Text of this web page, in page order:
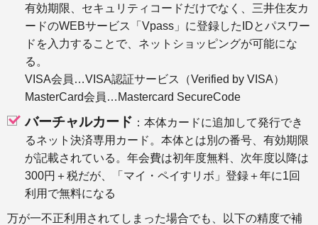
有効期限、セキュリティコードだけでなく、三井住友カ
ードのWEBサービス「Vpass」に登録したIDとパスワー
ドを入力することで、ネットショッピングが可能にな
る。
VISA会員…VISA認証サービス（Verified by VISA）
MasterCard会員…Mastercard SecureCode
バーチャルカード ：本体カードに追加して発行でき
るネット決済専用カード。本体とは別の番号、有効期限
が記載されている。年会費は初年度無料、次年度以降は
300円＋税だが、「マイ・ペイすリボ」登録＋年に1回
利用で無料になる
万が一不正利用されてしまった場合でも、以下の精度で補